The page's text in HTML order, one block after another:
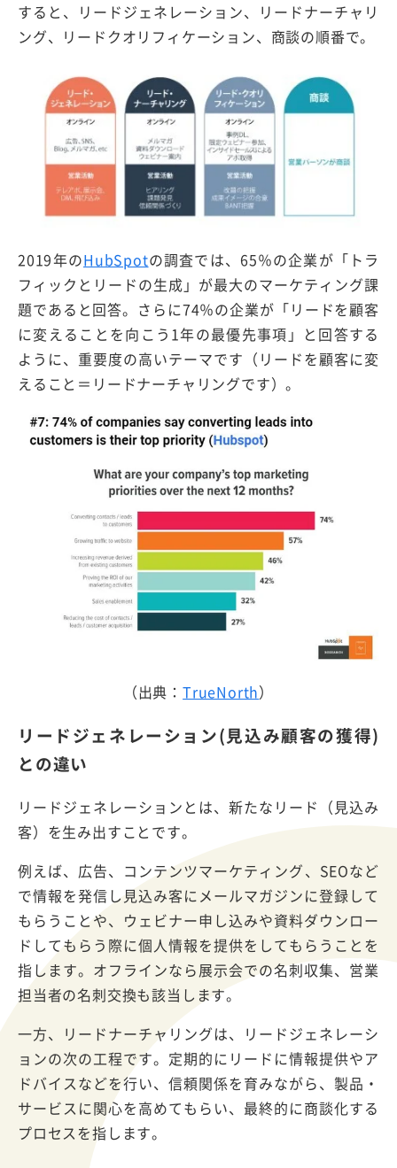
すると、リードジェネレーション、リードナーチャリ
ング、リードクオリフィケーション、商談の順番で。
2019年のHubSpotの調査では、65％の企業が「トラ
フィックとリードの生成」が最大のマーケティング課
題であると回答。さらに74％の企業が「リードを顧客
に変えることを向こう1年の最優先事項」と回答する
ように、重要度の高いテーマです（リードを顧客に変
えること＝リードナーチャリングです）。
（出典：TrueNorth）
リードジェネレーション(見込み顧客の獲得)
との違い
リードジェネレーションとは、新たなリード（見込み
客）を生み出すことです。
例えば、広告、コンテンツマーケティング、SEOなど
で情報を発信し見込み客にメールマガジンに登録して
もらうことや、ウェビナー申し込みや資料ダウンロー
ドしてもらう際に個人情報を提供をしてもらうことを
指します。オフラインなら展示会での名刺収集、営業
担当者の名刺交換も該当します。
一方、リードナーチャリングは、リードジェネレーシ
ョンの次の工程です。定期的にリードに情報提供やア
ドバイスなどを行い、信頼関係を育みながら、製品・
サービスに関心を高めてもらい、最終的に商談化する
プロセスを指します。